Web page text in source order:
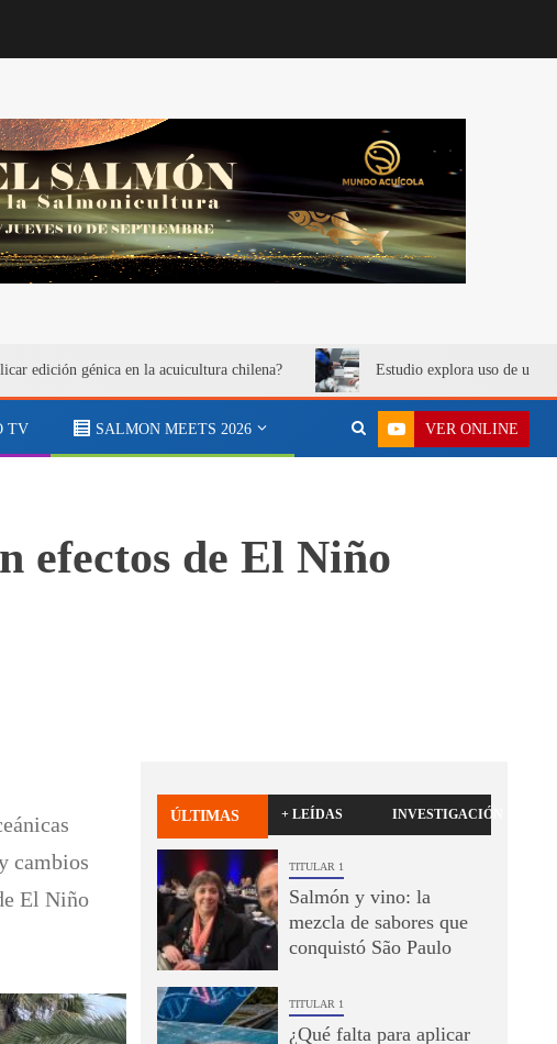
edición génica en la acuicultura chilena? Estudio explora uso de urea
TV SALMON MEETS 2026 VER ONLINE
efectos de El Niño
cambios
El Niño
ÚLTIMAS + LEÍDAS INVESTIGACIÓN
TITULAR 1
Salmón y vino: la
mezcla de sabores que
conquistó São Paulo
TITULAR 1
¿Qué falta para aplicar